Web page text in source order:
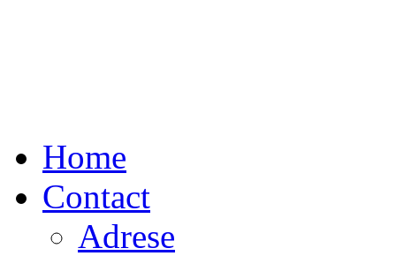
Home
Contact
Adrese